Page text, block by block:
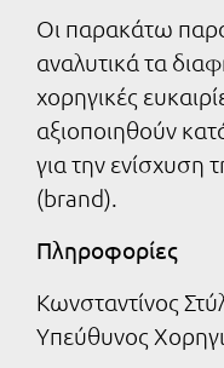
Οι παρακάτω
αναλυτικά τα
χορηγικές
αξιοποιηθούν
για την ενίσχυση
(brand).
Πληροφορίες
Κωνσταντίνος
Υπεύθυνος